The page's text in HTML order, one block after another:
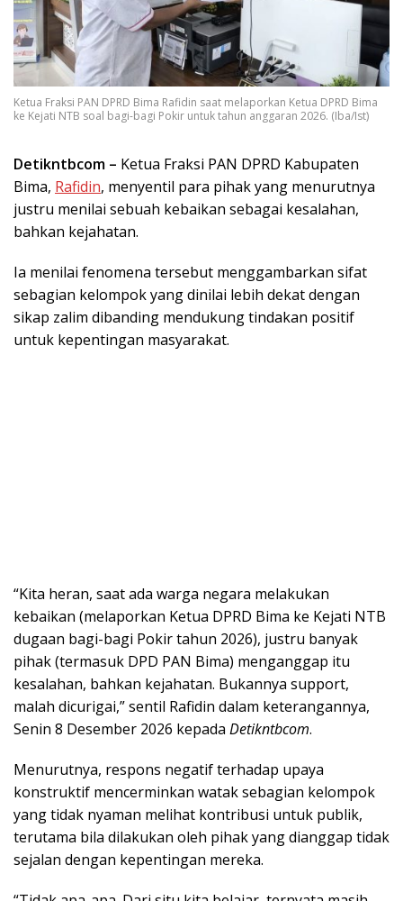
Ketua Fraksi PAN DPRD Bima Rafidin saat melaporkan Ketua DPRD Bima
ke Kejati NTB soal bagi-bagi Pokir untuk tahun anggaran 2026. (Iba/Ist)
Detikntbcom – Ketua Fraksi PAN DPRD Kabupaten
Bima, Rafidin, menyentil para pihak yang menurutnya
justru menilai sebuah kebaikan sebagai kesalahan,
bahkan kejahatan.
Ia menilai fenomena tersebut menggambarkan sifat
sebagian kelompok yang dinilai lebih dekat dengan
sikap zalim dibanding mendukung tindakan positif
untuk kepentingan masyarakat.
“Kita heran, saat ada warga negara melakukan
kebaikan (melaporkan Ketua DPRD Bima ke Kejati NTB
dugaan bagi-bagi Pokir tahun 2026), justru banyak
pihak (termasuk DPD PAN Bima) menganggap itu
kesalahan, bahkan kejahatan. Bukannya support,
malah dicurigai,” sentil Rafidin dalam keterangannya,
Senin 8 Desember 2026 kepada Detikntbcom.
Menurutnya, respons negatif terhadap upaya
konstruktif mencerminkan watak sebagian kelompok
yang tidak nyaman melihat kontribusi untuk publik,
terutama bila dilakukan oleh pihak yang dianggap tidak
sejalan dengan kepentingan mereka.